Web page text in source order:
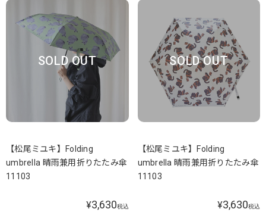
SOLD OUT
【松尾ミユキ】Folding
umbrella 晴雨兼用折りたたみ傘
11103
¥3,630税込
SOLD OUT
【松尾ミユキ】Folding
umbrella 晴雨兼用折りたたみ傘
11103
¥3,630税込